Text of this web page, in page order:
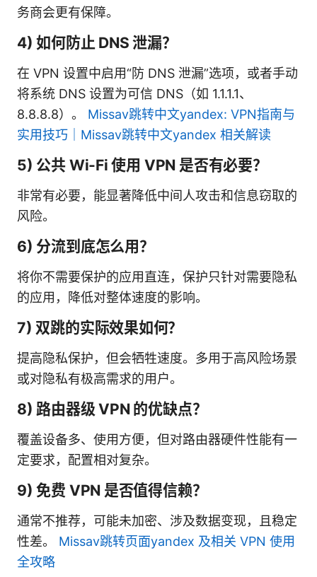
务商会更有保障。
4) 如何防止 DNS 泄漏？
在 VPN 设置中启用“防 DNS 泄漏”选项，或者手动
将系统 DNS 设置为可信 DNS（如 1.1.1.1、
8.8.8.8）。 Missav跳转中文yandex: VPN指南与
实用技巧｜Missav跳转中文yandex 相关解读
5) 公共 Wi-Fi 使用 VPN 是否有必要？
非常有必要，能显著降低中间人攻击和信息窃取的
风险。
6) 分流到底怎么用？
将你不需要保护的应用直连，保护只针对需要隐私
的应用，降低对整体速度的影响。
7) 双跳的实际效果如何？
提高隐私保护，但会牺牲速度。多用于高风险场景
或对隐私有极高需求的用户。
8) 路由器级 VPN 的优缺点？
覆盖设备多、使用方便，但对路由器硬件性能有一
定要求，配置相对复杂。
9) 免费 VPN 是否值得信赖？
通常不推荐，可能未加密、涉及数据变现，且稳定
性差。 Missav跳转页面yandex 及相关 VPN 使用
全攻略